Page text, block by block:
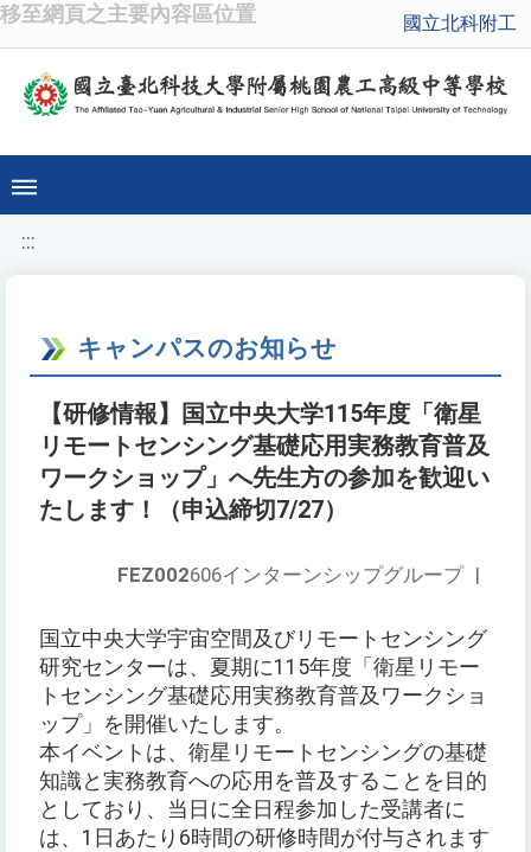
移至網頁之主要內容區位置 國立北科附工
:::
キャンパスのお知らせ
【研修情報】国立中央大学115年度「衛星
リモートセンシング基礎応用実務教育普及
ワークショップ」へ先生方の参加を歓迎い
たします！（申込締切7/27）
FEZ002606インターンシップグループ |
国立中央大学宇宙空間及びリモートセンシング
研究センターは、夏期に115年度「衛星リモー
トセンシング基礎応用実務教育普及ワークショ
ップ」を開催いたします。
本イベントは、衛星リモートセンシングの基礎
知識と実務教育への応用を普及することを目的
としており、当日に全日程参加した受講者に
は、1日あたり6時間の研修時間が付与されます